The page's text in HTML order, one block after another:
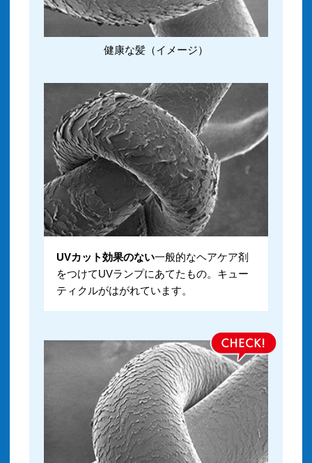
健康な髪（イメージ）
UVカット効果のない一般的なヘアケア剤
をつけてUVランプにあてたもの。キュー
ティクルがはがれています。